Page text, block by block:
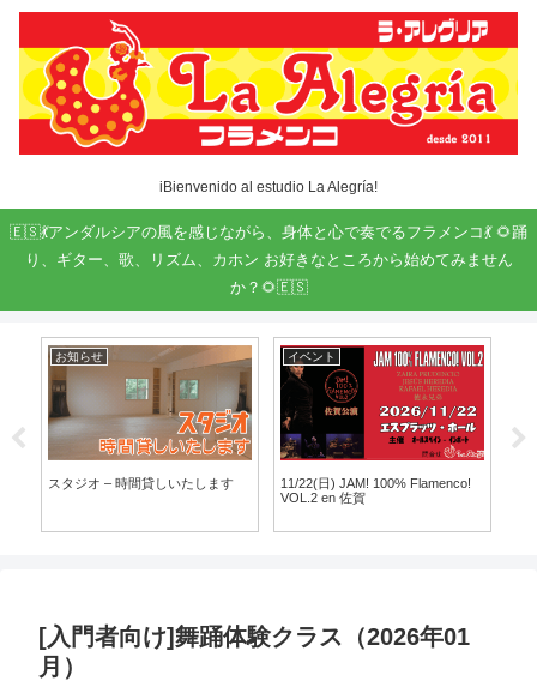
iBienvenido al estudio La Alegría!
🇪🇸💃アンダルシアの風を感じながら、身体と心で奏でるフラメンコ💃 🌻踊
り、ギター、歌、リズム、カホン お好きなところから始めてみません
か？🌻🇪🇸
お知らせ
スタジオ – 時間貸しいたします
イベント
11/22(日) JAM! 100% Flamenco!
VOL.2 en 佐賀
[入門者向け]舞踊体験クラス（2026年01
月）